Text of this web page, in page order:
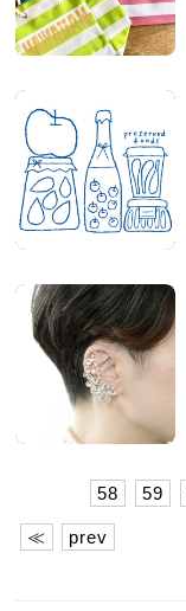
≪ prev
58 59